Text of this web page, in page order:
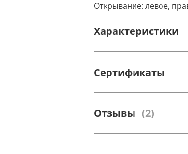
Открывание: левое,
Характеристики
Сертификаты
Отзывы (2)